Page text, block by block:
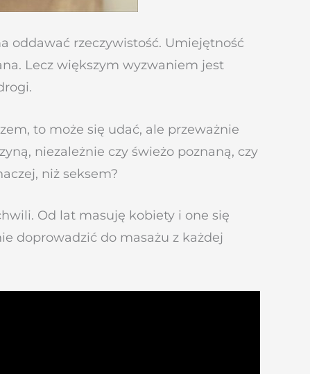
oddawać rzeczywistość. Umiejętność
Lecz większym wyzwaniem jest
to może się udać, ale przeważnie
niezależnie czy świeżo poznaną, czy
niż seksem?
Od lat masuję kobiety i one się
doprowadzić do masażu z każdej